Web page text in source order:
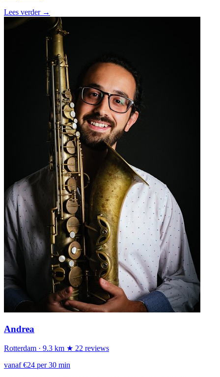
Lees verder →
Andrea
Rotterdam · 9.3 km ★ 22 reviews
vanaf €24 per 30 min